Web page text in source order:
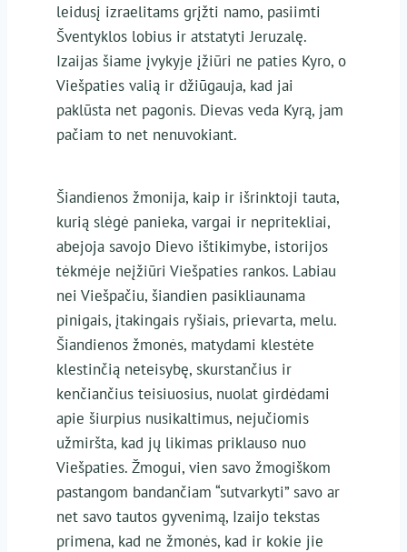
leidusį izraelitams grįžti namo, pasiimti
Šventyklos lobius ir atstatyti Jeruzalę.
Izaijas šiame įvykyje įžiūri ne paties Kyro, o
Viešpaties valią ir džiūgauja, kad jai
paklūsta net pagonis. Dievas veda Kyrą, jam
pačiam to net nenuvokiant.
Šiandienos žmonija, kaip ir išrinktoji tauta,
kurią slėgė panieka, vargai ir nepritekliai,
abejoja savojo Dievo ištikimybe, istorijos
tėkmėje neįžiūri Viešpaties rankos. Labiau
nei Viešpačiu, šiandien pasikliaunama
pinigais, įtakingais ryšiais, prievarta, melu.
Šiandienos žmonės, matydami klestėte
klestinčią neteisybę, skurstančius ir
kenčiančius teisiuosius, nuolat girdėdami
apie šiurpius nusikaltimus, nejučiomis
užmiršta, kad jų likimas priklauso nuo
Viešpaties. Žmogui, vien savo žmogiškom
pastangom bandančiam “sutvarkyti” savo ar
net savo tautos gyvenimą, Izaijo tekstas
primena, kad ne žmonės, kad ir kokie jie